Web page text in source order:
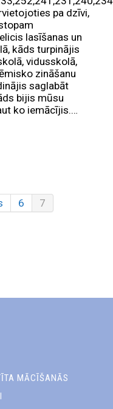
pa dzīvi,
lasīšanas un
kāds turpinājis
vidusskolā,
zināšanu
saglabāt
bijis mūsu
ko iemācījis.…
6 7
MĀCĪŠANĀS